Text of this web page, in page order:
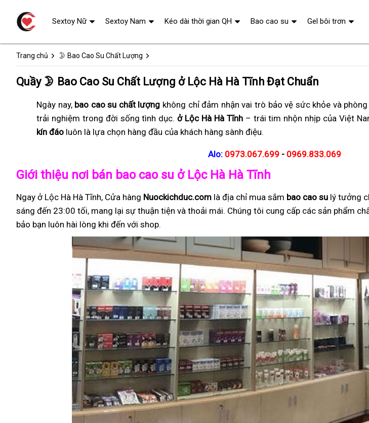
Trang chủ 🌛 Bao Cao Su Chất Lượng
Quầy 🌛 Bao Cao Su Chất Lượng ở Lộc Hà Hà Tĩnh Đạt Chuẩn
Ngày nay, bao cao su chất lượng không chỉ đảm nhận vai trò bảo vệ sức khỏe và
trải nghiệm trong đời sống tình dục. ở Lộc Hà Hà Tĩnh– trái tim nhộn nhịp của Việt
kín đáo luôn là lựa chọn hàng đầu của khách hàng sành điệu.
Alo: 0973.067.699 - 0969.833.069
Giới thiệu nơi bán bao cao su ở Lộc Hà Hà Tĩnh
Ngay ở Lộc Hà Hà Tĩnh, Cửa hàng Nuockichduc.com là địa chỉ mua sắm bao cao su lý tưởng
sáng đến 23:00 tối, mang lại sự thuận tiện và thoải mái. Chúng tôi cung cấp các sản phẩm
bảo bạn luôn hài lòng khi đến với shop.
Sextoy Nữ Sextoy Nam Kéo dài thời gian QH Bao cao su Gel bôi trơn